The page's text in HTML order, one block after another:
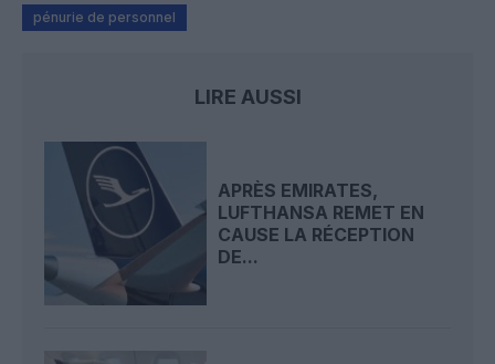
pénurie de personnel
LIRE AUSSI
APRÈS EMIRATES,
LUFTHANSA REMET EN
CAUSE LA RÉCEPTION
DE...